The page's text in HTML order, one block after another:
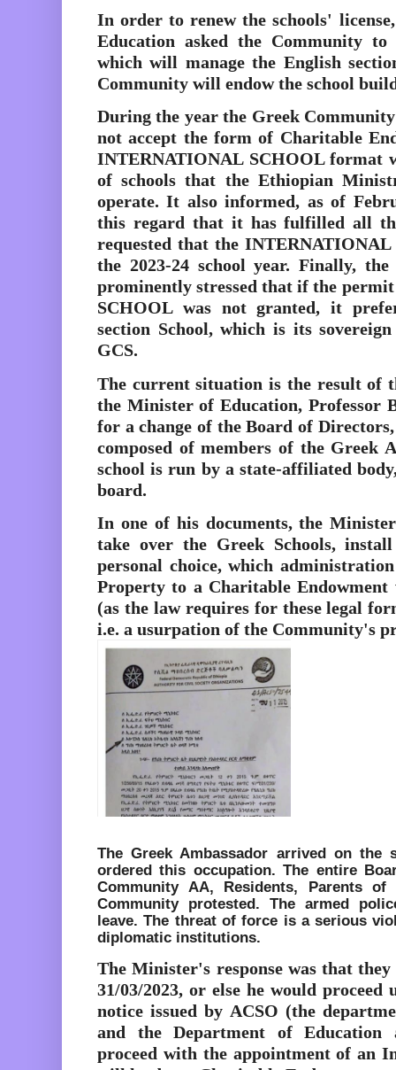
In order to renew the schools'
Education asked the Community
which will manage the English
Community will endow the school
During the year the Greek
not accept the form of Charitable
INTERNATIONAL SCHOOL format
of schools that the Ethiopian
operate. It also informed, as of
this regard that it has fulfilled all
requested that the
the 2023-24 school year.Finally,
prominently stressed that if the
SCHOOL was not granted, it
section School, which is its
GCS.
The current situation is the result of
the Minister of Education, Professor
for a change of the Board of
composed of members of the Greek
school is run by a state-affiliated
board.
In one of his documents, the
take over the Greek Schools,
personal choice, which
Property to a Charitable
(as the law requires for these legal
i.e. a usurpation of the Community's
The Greek Ambassador arrived on
ordered this occupation. The entire
Community AA, Residents, Parents
Community protested. The armed
leave. The threat of force is a serious
diplomatic institutions.
The Minister's response was that
31/03/2023, or else he would
notice issued by ACSO (the
and the Department of Education
proceed with the appointment of an